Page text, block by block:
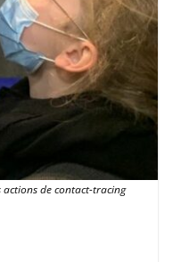
actions de contact-tracing